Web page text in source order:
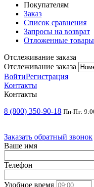
Покупателям
Заказ
Список сравнения
Запросы на возврат
Отложенные товары
Отслеживание заказа
Отслеживание заказа
ВойтиРегистрация
Контакты
Контакты
8 (800) 350-90-18 Пн-Пт:
Заказать обратный звонок
Ваше имя
Телефон
Удобное время